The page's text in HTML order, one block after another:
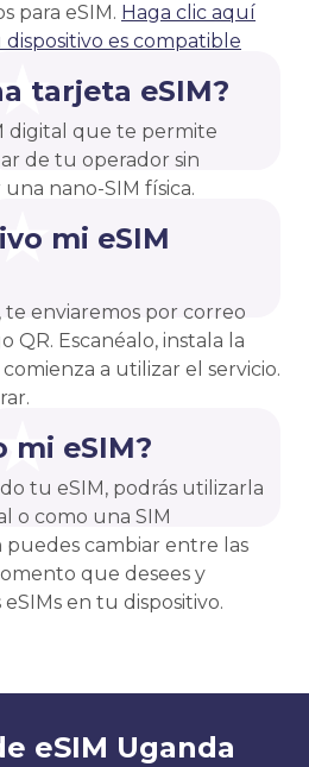
para eSIM. Haga clic aquí
es compatible
tarjeta eSIM?
digital que te permite
de tu operador sin
nano-SIM física.
mi eSIM
te enviaremos por correo
QR. Escanéalo, instala la
a utilizar el servicio.
mi eSIM?
tu eSIM, podrás utilizarla
o como una SIM
puedes cambiar entre las
que desees y
en tu dispositivo.
eSIM Uganda